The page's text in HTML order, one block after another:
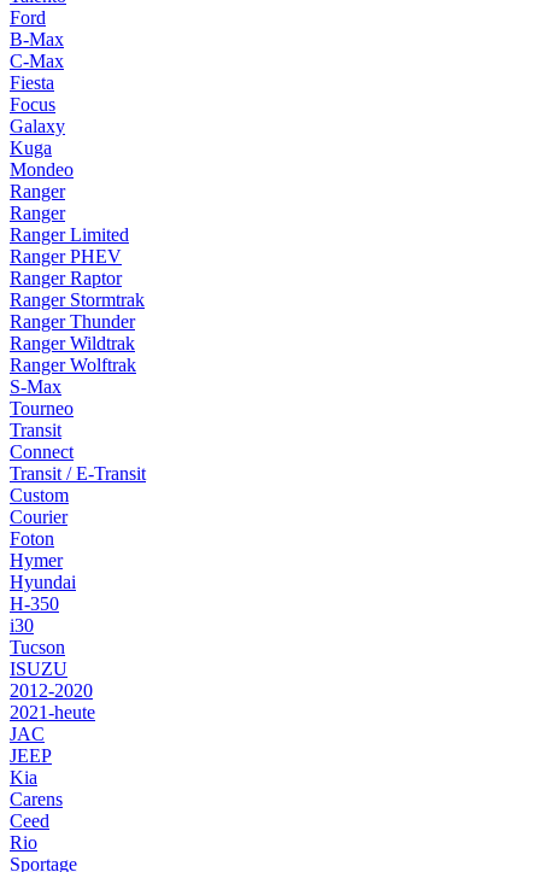
Ford
B-Max
C-Max
Fiesta
Focus
Galaxy
Kuga
Mondeo
Ranger
Ranger
Ranger Limited
Ranger PHEV
Ranger Raptor
Ranger Stormtrak
Ranger Thunder
Ranger Wildtrak
Ranger Wolftrak
S-Max
Tourneo
Transit
Connect
Transit / E-Transit
Custom
Courier
Foton
Hymer
Hyundai
H-350
i30
Tucson
ISUZU
2012-2020
2021-heute
JAC
JEEP
Kia
Carens
Ceed
Rio
Sportage